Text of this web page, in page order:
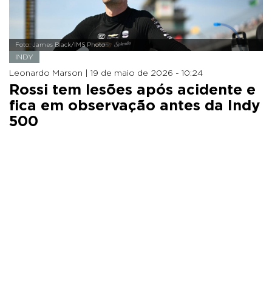
Foto: James Black/IMS Photo
INDY
Leonardo Marson | 19 de maio de 2026 - 10:24
Rossi tem lesões após acidente e
fica em observação antes da Indy
500